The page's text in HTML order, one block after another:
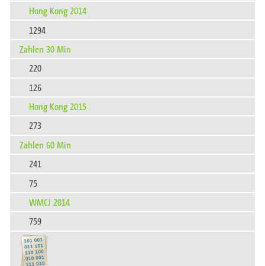
Hong Kong 2014
1294
Zahlen 30 Min
220
126
Hong Kong 2015
273
Zahlen 60 Min
241
75
WMCJ 2014
759